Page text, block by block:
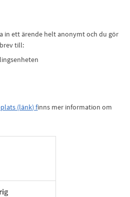
in ett ärende helt anonymt och du gör
till:
(länk) finns mer information om